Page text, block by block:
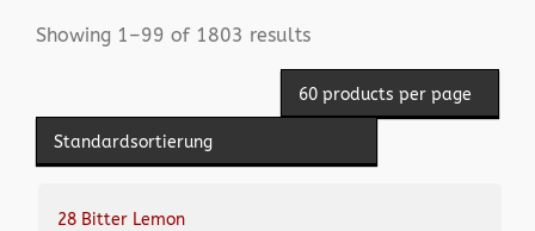
Showing 1–99 of 1803 results
28 Bitter Lemon